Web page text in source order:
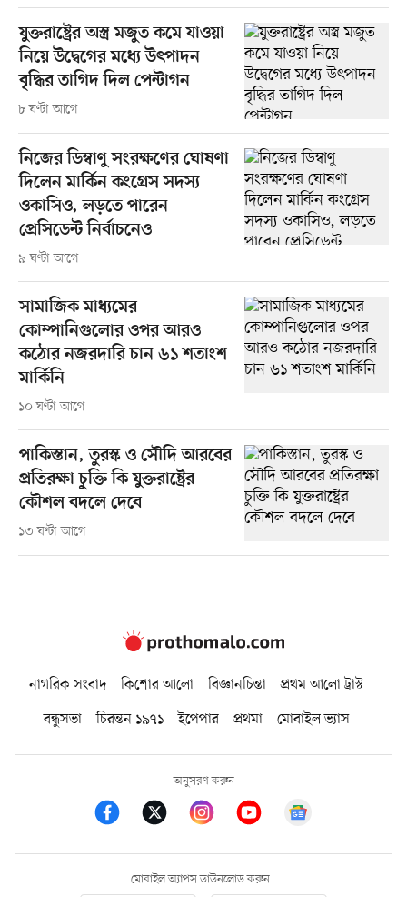
যুক্তরাষ্ট্রের অস্ত্র মজুত কমে যাওয়া
নিয়ে উদ্বেগের মধ্যে উৎপাদন
বৃদ্ধির তাগিদ দিল পেন্টাগন
৮ ঘণ্টা আগে
নিজের ডিম্বাণু সংরক্ষণের ঘোষণা
দিলেন মার্কিন কংগ্রেস সদস্য
ওকাসিও, লড়তে পারেন
প্রেসিডেন্ট নির্বাচনেও
৯ ঘণ্টা আগে
সামাজিক মাধ্যমের
কোম্পানিগুলোর ওপর আরও
কঠোর নজরদারি চান ৬১ শতাংশ
মার্কিনি
১০ ঘণ্টা আগে
পাকিস্তান, তুরস্ক ও সৌদি আরবের
প্রতিরক্ষা চুক্তি কি যুক্তরাষ্ট্রের
কৌশল বদলে দেবে
১৩ ঘণ্টা আগে
নাগরিক সংবাদ কিশোর আলো বিজ্ঞানচিন্তা
প্রথম আলো ট্রাস্ট
বন্ধুসভা
চিরন্তন ১৯৭১ ইপেপার প্রথমা মোবাইল ভ্যাস
অনুসরণ করুন
মোবাইল অ্যাপস ডাউনলোড করুন